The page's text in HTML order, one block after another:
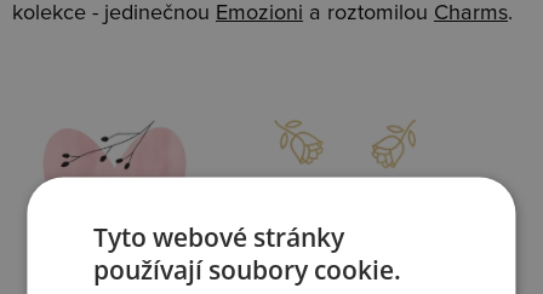
kolekce - jedinečnou Emozioni a roztomilou Charms.
Slevy Doprava
Tyto webové stránky
používají soubory cookie.